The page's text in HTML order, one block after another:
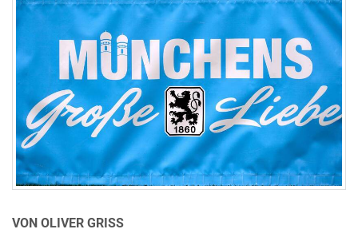
VON OLIVER GRISS